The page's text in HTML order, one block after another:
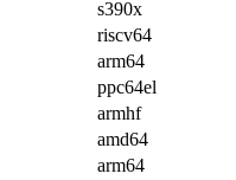
s390x
riscv64
arm64
ppc64el
armhf
amd64
arm64